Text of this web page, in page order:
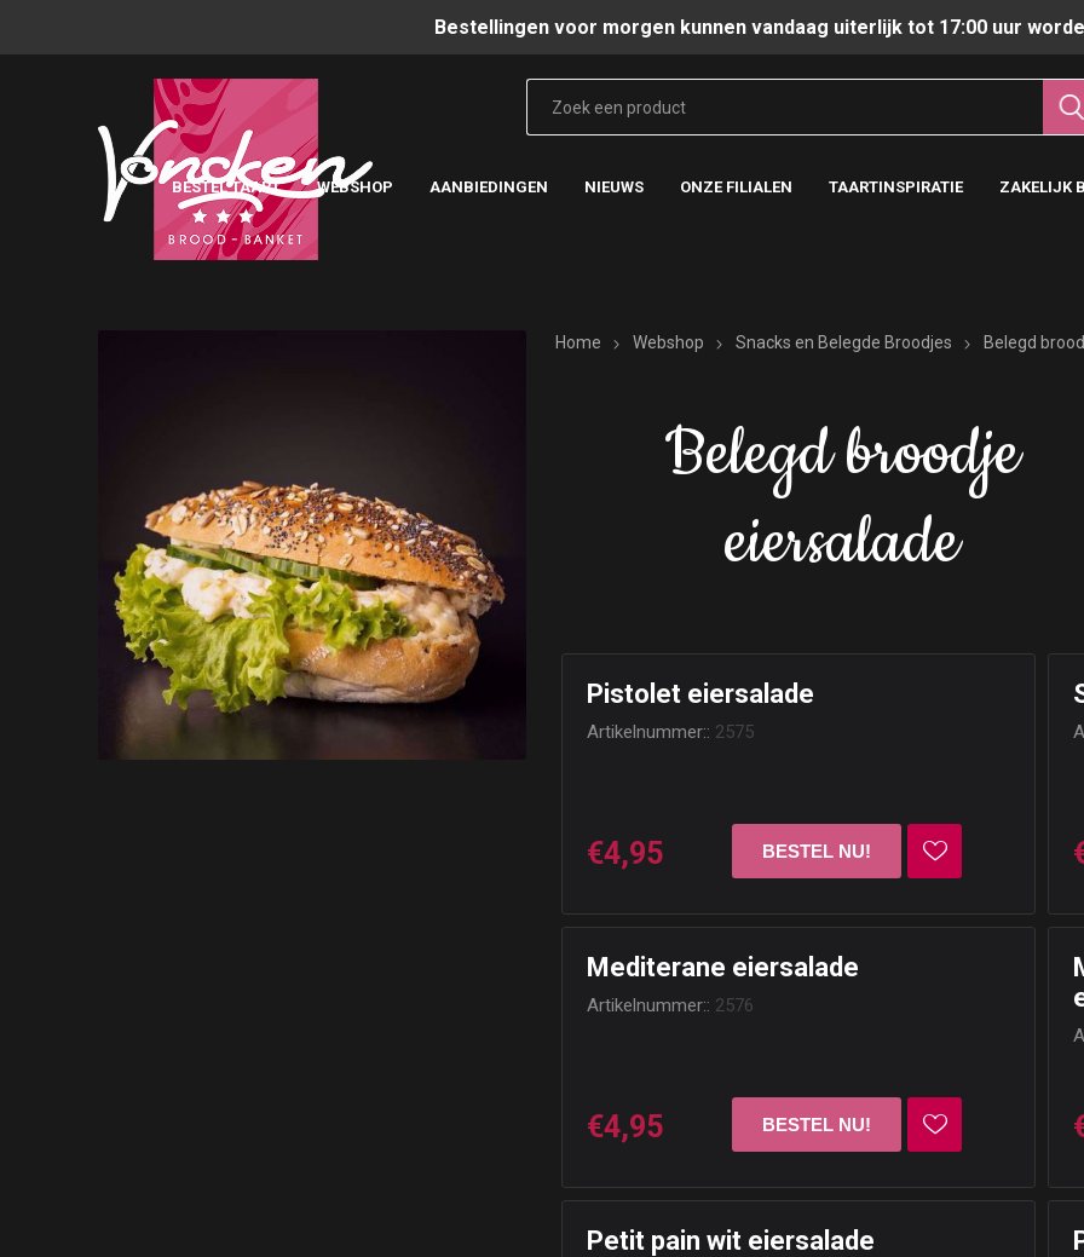
Bestellingen voor morgen kunnen vandaag uiterlijk tot 17:00 uur
BESTEL TAART WEBSHOP AANBIEDINGEN NIEUWS ONZE FILIALEN TAARTINSPIRATIE ZAKELIJK
Home Webshop Snacks en Belegde Broodjes Belegd
Belegd broodje
eiersalade
Pistolet eiersalade
Artikelnummer:: 2575
€4,95
Mediterane eiersalade
Artikelnummer:: 2576
€4,95
Petit pain wit eiersalade